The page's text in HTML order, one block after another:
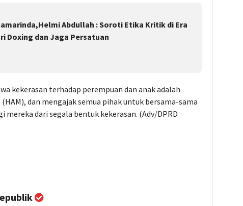
Abdullah : Soroti Etika Kritik di Era
Doxing dan Jaga Persatuan
kekerasan terhadap perempuan dan anak adalah
dan mengajak semua pihak untuk bersama-sama
dari segala bentuk kekerasan. (Adv/DPRD